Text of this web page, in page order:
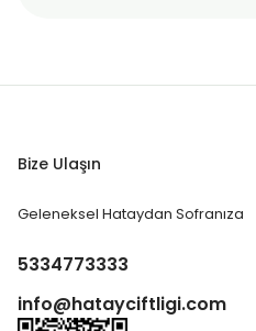
Bize Ulaşın
Geleneksel Hataydan Sofranıza
5334773333
info@hatayciftligi.com